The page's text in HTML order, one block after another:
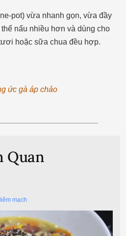
pot) vừa nhanh gọn, vừa đầy
nấu nhiều hơn và dùng cho
hoặc sữa chua đều hợp.
ức gà áp chảo
Quan
mạch